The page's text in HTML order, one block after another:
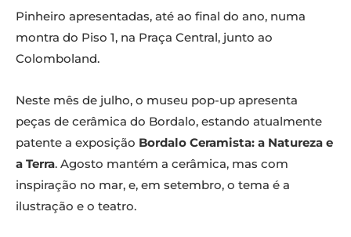
Pinheiro apresentadas, até ao final do ano, numa
montra do Piso 1, na Praça Central, junto ao
Colomboland.
Neste mês de julho, o museu pop-up apresenta
peças de cerâmica do Bordalo, estando atualmente
patente a exposição Bordalo Ceramista: a Natureza e
a Terra. Agosto mantém a cerâmica, mas com
inspiração no mar, e, em setembro, o tema é a
ilustração e o teatro.